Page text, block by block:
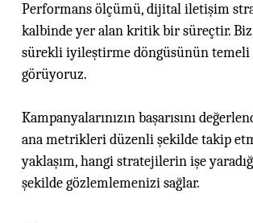
Performans ölçümü, dijital iletişim
kalbinde yer alan kritik bir süreçtir.
sürekli iyileştirme döngüsünün temeli
görüyoruz.
Kampanyalarınızın başarısını
ana metrikleri düzenli şekilde takip
yaklaşım, hangi stratejilerin işe
şekilde gözlemlemenizi sağlar.